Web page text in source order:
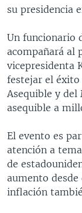
NOTA
Idiomas
su presidencia
Un funcionario
acompañará al
vicepresidenta
festejar el éxito
Asequible y del
asequible a
El evento es
atención a
de
aumento
inflación